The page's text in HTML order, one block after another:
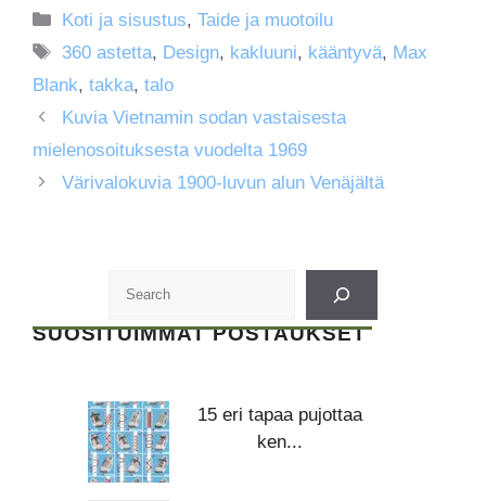
Kategoriat
Koti ja sisustus,Taide ja muotoilu
Avainsanat
360 astetta, Design, kakluuni, kääntyvä, Max
Blank, takka, talo
Kuvia Vietnamin sodan vastaisesta
mielenosoituksesta vuodelta 1969
Värivalokuvia 1900-luvun alun Venäjältä
SUOSITUIMMAT POSTAUKSET
15 eri tapaa pujottaa
ken...